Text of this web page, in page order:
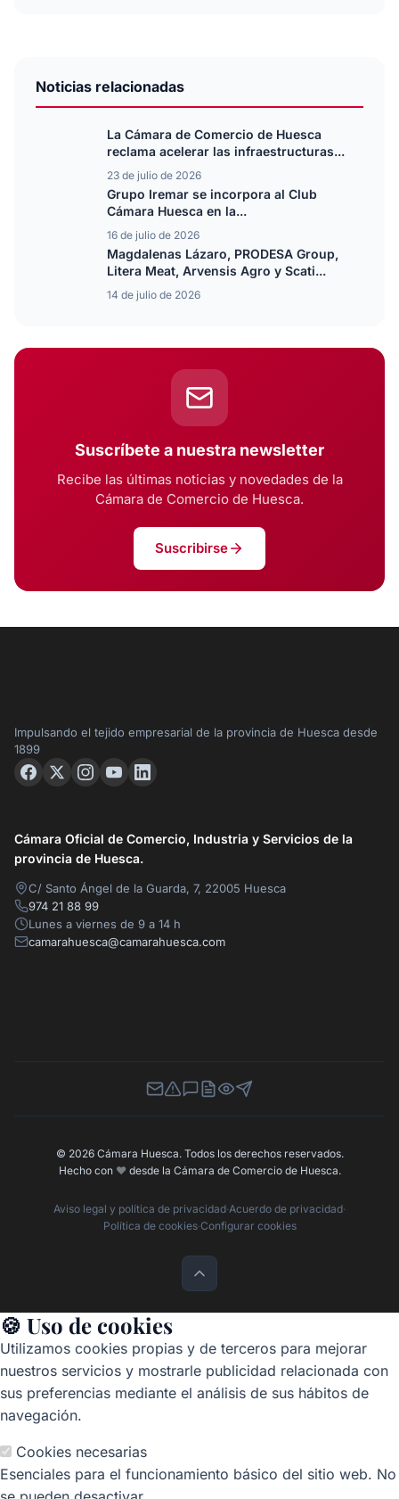
Noticias relacionadas
La Cámara de Comercio de Huesca
reclama acelerar las infraestructuras...
23 de julio de 2026
Grupo Iremar se incorpora al Club
Cámara Huesca en la...
16 de julio de 2026
Magdalenas Lázaro, PRODESA Group,
Litera Meat, Arvensis Agro y Scati...
14 de julio de 2026
Suscríbete a nuestra newsletter
Recibe las últimas noticias y novedades de la
Cámara de Comercio de Huesca.
Suscribirse
Impulsando el tejido empresarial de la provincia de Huesca desde
1899
Cámara Oficial de Comercio, Industria y Servicios de la
provincia de Huesca.
C/ Santo Ángel de la Guarda, 7, 22005 Huesca
974 21 88 99
Lunes a viernes de 9 a 14 h
camarahuesca@camarahuesca.com
Newsletter
Canal de Denuncias
Buzón de Sugerencias
Perfil Contratante
Ley de Transparencia
Contacta con nosotros
© 2026 Cámara Huesca. Todos los derechos reservados.
Hecho con ❤️ desde la Cámara de Comercio de Huesca.
Aviso legal y política de privacidad·Acuerdo de privacidad·
Política de cookies·Configurar cookies
🍪 Uso de cookies
Utilizamos cookies propias y de terceros para mejorar
nuestros servicios y mostrarle publicidad relacionada con
sus preferencias mediante el análisis de sus hábitos de
navegación.
Cookies necesarias
Esenciales para el funcionamiento básico del sitio web. No